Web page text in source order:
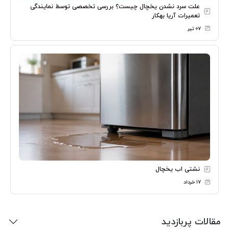
علت سرد نشدن یخچال چیست؟ بررسی تخصصی توسط نمایندگی
تعمیرات آریا بهکار
۰۷ تیر
نشتی اب یخچال
۱۷ خرداد
مقالات پربازدید